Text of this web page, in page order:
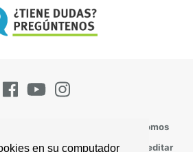
en su computador
Quienes Somos
Versículos Para Meditar